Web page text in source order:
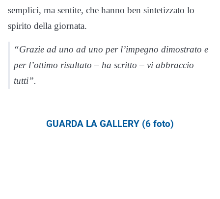
semplici, ma sentite, che hanno ben sintetizzato lo
spirito della giornata.
“Grazie ad uno ad uno per l’impegno dimostrato e
per l’ottimo risultato – ha scritto – vi abbraccio
tutti”.
GUARDA LA GALLERY (6 foto)